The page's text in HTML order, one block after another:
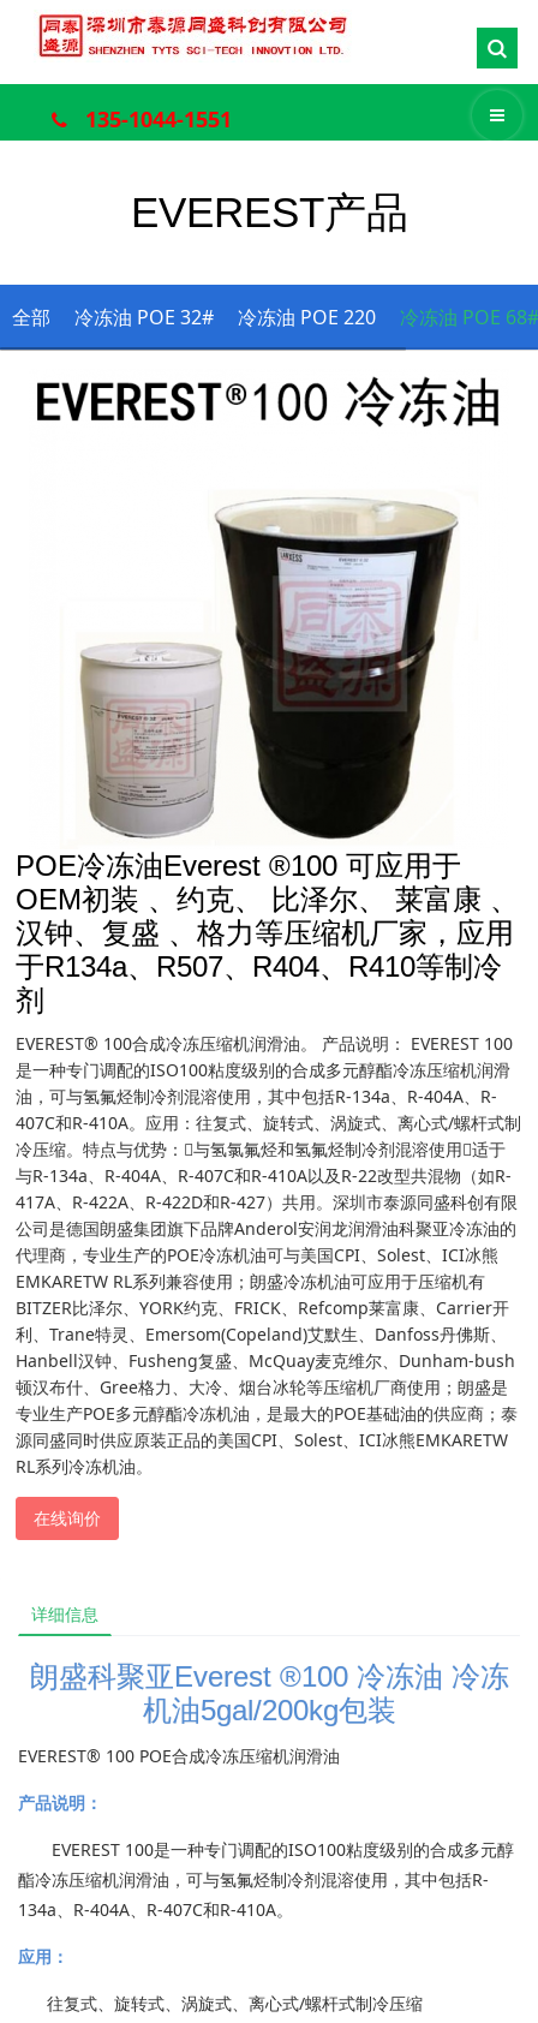
135-1044-1551
EVEREST产品
全部 冷冻油 POE 32# 冷冻油 POE 220 冷冻油 POE 68#
POE冷冻油Everest ®100 可应用于
OEM初装 、约克、 比泽尔、 莱富康 、
汉钟、复盛 、格力等压缩机厂家，应用
于R134a、R507、R404、R410等制冷
剂
EVEREST® 100合成冷冻压缩机润滑油。 产品说明： EVEREST 100
是一种专门调配的ISO100粘度级别的合成多元醇酯冷冻压缩机润滑
油，可与氢氟烃制冷剂混溶使用，其中包括R-134a、R-404A、R-
407C和R-410A。应用：往复式、旋转式、涡旋式、离心式/螺杆式制
冷压缩。特点与优势：与氢氯氟烃和氢氟烃制冷剂混溶使用适于
与R-134a、R-404A、R-407C和R-410A以及R-22改型共混物（如R-
417A、R-422A、R-422D和R-427）共用。深圳市泰源同盛科创有限
公司是德国朗盛集团旗下品牌Anderol安润龙润滑油科聚亚冷冻油的
代理商，专业生产的POE冷冻机油可与美国CPI、Solest、ICI冰熊
EMKARETW RL系列兼容使用；朗盛冷冻机油可应用于压缩机有
BITZER比泽尔、YORK约克、FRICK、Refcomp莱富康、Carrier开
利、Trane特灵、Emersom(Copeland)艾默生、Danfoss丹佛斯、
Hanbell汉钟、Fusheng复盛、McQuay麦克维尔、Dunham-bush
顿汉布什、Gree格力、大冷、烟台冰轮等压缩机厂商使用；朗盛是
专业生产POE多元醇酯冷冻机油，是最大的POE基础油的供应商；泰
源同盛同时供应原装正品的美国CPI、Solest、ICI冰熊EMKARETW
RL系列冷冻机油。
在线询价
详细信息
朗盛科聚亚Everest ®100 冷冻油 冷冻
机油5gal/200kg包装
EVEREST® 100 POE合成冷冻压缩机润滑油
产品说明：
EVEREST 100是一种专门调配的ISO100粘度级别的合成多元醇
酯冷冻压缩机润滑油，可与氢氟烃制冷剂混溶使用，其中包括R-
134a、R-404A、R-407C和R-410A。
应用：
往复式、旋转式、涡旋式、离心式/螺杆式制冷压缩